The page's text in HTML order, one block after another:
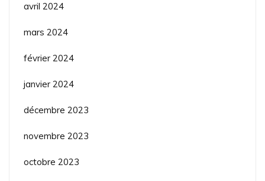
avril 2024
mars 2024
février 2024
janvier 2024
décembre 2023
novembre 2023
octobre 2023